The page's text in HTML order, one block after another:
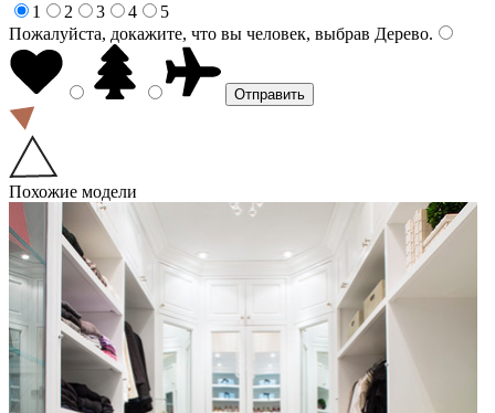
1
2 3 4
5
Пожалуйста, докажите, что вы человек, выбрав Дерево.
Похожие модели